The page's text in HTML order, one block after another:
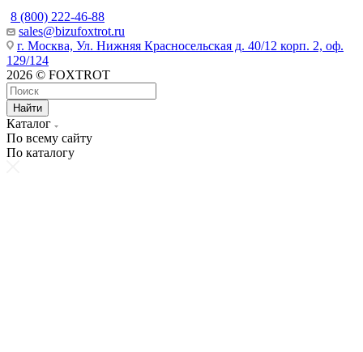
8 (800) 222-46-88
sales@bizufoxtrot.ru
г. Москва, Ул. Нижняя Красносельская д. 40/12 корп. 2, оф.
129/124
2026 © FOXTROT
Найти
Каталог
По всему сайту
По каталогу